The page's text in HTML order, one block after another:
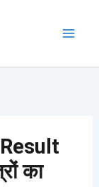
का